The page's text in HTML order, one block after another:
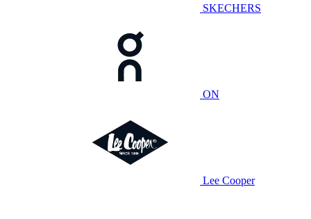
SKECHERS
ON
Lee Cooper